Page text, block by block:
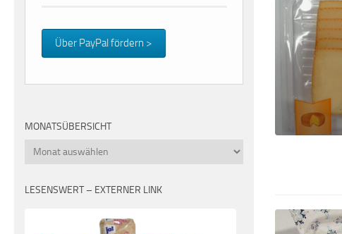
Über PayPal fördern >
MONATSÜBERSICHT
Monatsübersicht
LESENSWERT – EXTERNER LINK